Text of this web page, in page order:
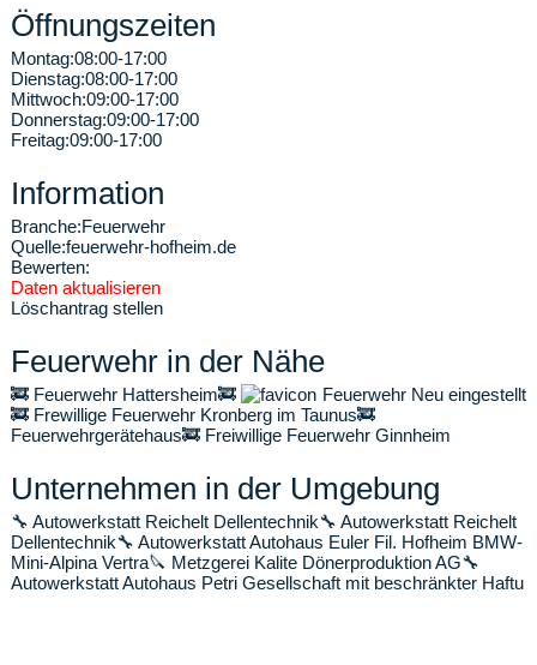
Öffnungszeiten
Montag:08:00-17:00
Dienstag:08:00-17:00
Mittwoch:09:00-17:00
Donnerstag:09:00-17:00
Freitag:09:00-17:00
Information
Branche:Feuerwehr
Quelle:feuerwehr-hofheim.de
Bewerten:
Daten aktualisieren
Löschantrag stellen
Feuerwehr in der Nähe
🚒 Feuerwehr Hattersheim🚒
Feuerwehr Neu eingestellt
🚒 Frewillige Feuerwehr Kronberg im Taunus🚒
Feuerwehrgerätehaus🚒 Freiwillige Feuerwehr Ginnheim
Unternehmen in der Umgebung
🔧 Autowerkstatt Reichelt Dellentechnik🔧 Autowerkstatt Reichelt
Dellentechnik🔧 Autowerkstatt Autohaus Euler Fil. Hofheim BMW-
Mini-Alpina Vertra🔪 Metzgerei Kalite Dönerproduktion AG🔧
Autowerkstatt Autohaus Petri Gesellschaft mit beschränkter Haftu